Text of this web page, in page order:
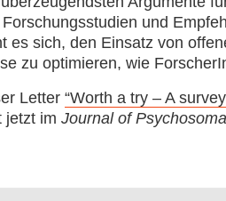
und
es sich, den Einsatz von
zu optimieren, wie
Letter “Worth a try – A
im Journal of